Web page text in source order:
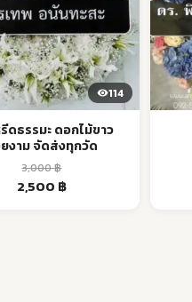
114
ดธรรมะ ดอกไม้ขาว
งาม จัดส่งทุกวัด
3,000฿
Original
2,500 ฿Current